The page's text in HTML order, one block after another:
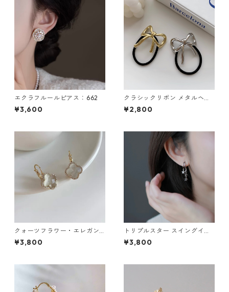
エクラフルールピアス：662
¥3,600
クラシックリボン メタルヘア
ゴム 2色セット：656
¥2,800
クォーツフラワー・エレガン
スピアス：628
¥3,800
トリプルスター スイングイヤ
リング：653
¥3,800